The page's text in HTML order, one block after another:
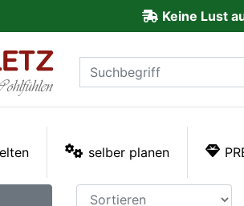
Keine Lust
selber planen